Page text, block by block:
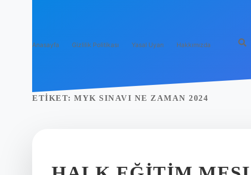
Anasayfa Gizlilik Politikası Yasal Uyarı Hakkımızda
ETIKET: MYK SINAVI NE ZAMAN 2024